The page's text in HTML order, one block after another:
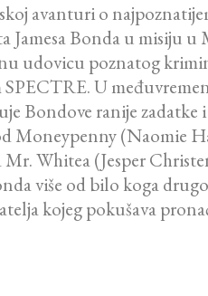
avanturi o
Jamesa Bonda u misiju
udovicu poznatog
U
Bondove ranije zadatke i
Moneypenny (Naomie
Whitea (Jesper
više od bilo koga
kojeg pokušava